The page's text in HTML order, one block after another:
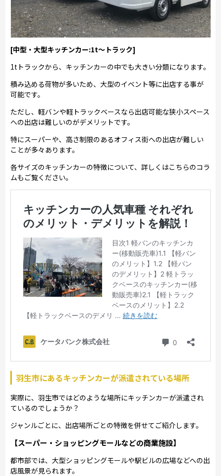
[中型・大型キッチンカー:1t～トラック]
1tトラックから、キッチンカーの中でも大きい分類になります。
積み込める荷物が多いため、大型のイベント等に出店する事が
可能です。
ただし、軽バンや軽トラックベースなら出店可能な狭小スペース
への出店は難しいのがデメリットです。
特にスーパーや、高さ制限のあるオフィス街への出店が難しい
ことが多々あります。
各サイズのキッチンカーの特徴について、詳しくはこちらのコラ
ムもご覧ください。
羽生市にあるキッチンカーが派遣されている場所
実際に、羽生市ではどのような場所にキッチンカーが派遣され
ているのでしょうか？
ジャンルごとに、出店場所ごとの特徴を併せてご紹介します。
【スーパー・ショッピングモールなどの商業施設】
都市部では、大型ショッピングモールや駅ビルの広場などへの出
店風景が見られます。